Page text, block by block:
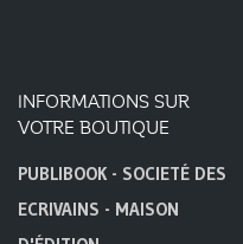
INFORMATIONS SUR
VOTRE BOUTIQUE
PUBLIBOOK - SOCIETÉ DES
ECRIVAINS - MAISON